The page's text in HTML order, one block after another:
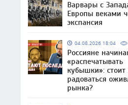
Варвары с
Европы веками
экспансия
04.08.2026 18:04
Россияне
«распечатывать
кубышки»: стоит
радоваться
рынка?